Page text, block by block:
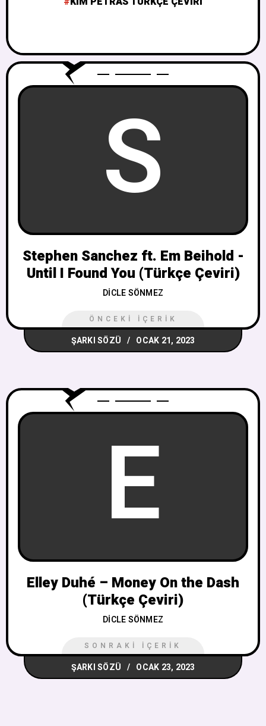
S
Stephen Sanchez ft. Em Beihold -
Until I Found You (Türkçe Çeviri)
DICLE SÖNMEZ
ÖNCEKI İÇERIK
ŞARKI SÖZÜ OCAK 21, 2023
E
Elley Duhé – Money On the Dash
(Türkçe Çeviri)
DICLE SÖNMEZ
SONRAKI İÇERIK
ŞARKI SÖZÜ OCAK 23, 2023